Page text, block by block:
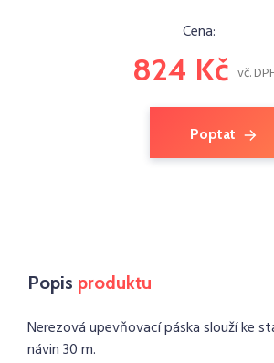
Cena:
824 Kč vč.
Poptat
Popis produktu
Nerezová upevňovací páska slouží ke
návin 30 m.